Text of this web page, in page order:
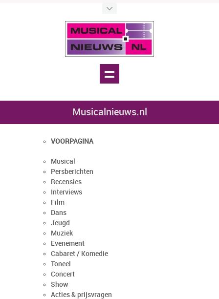
Musicalnieuws.nl
VOORPAGINA
Musical
Persberichten
Recensies
Interviews
Film
Dans
Jeugd
Muziek
Evenement
Cabaret / Komedie
Toneel
Concert
Show
Acties & prijsvragen